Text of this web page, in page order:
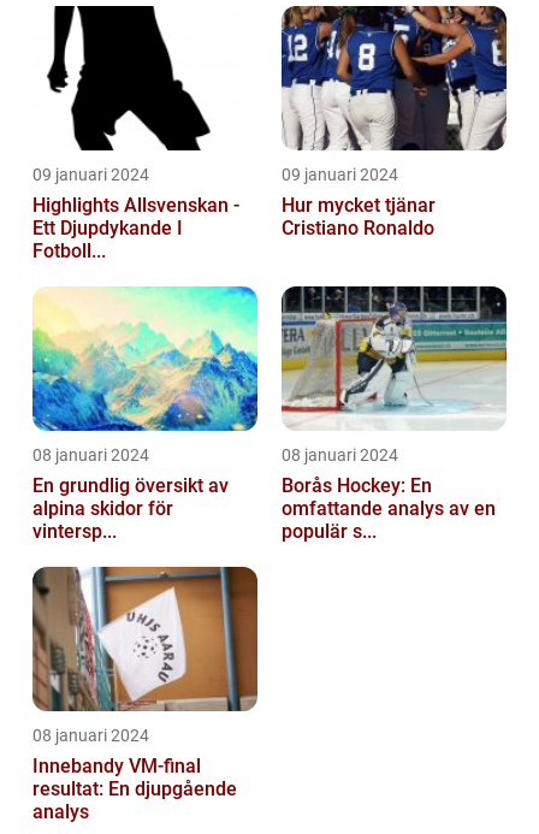
09 januari 2024
Highlights Allsvenskan -
Ett Djupdykande I
Fotboll...
09 januari 2024
Hur mycket tjänar
Cristiano Ronaldo
08 januari 2024
En grundlig översikt av
alpina skidor för
vintersp...
08 januari 2024
Borås Hockey: En
omfattande analys av en
populär s...
08 januari 2024
Innebandy VM-final
resultat: En djupgående
analys